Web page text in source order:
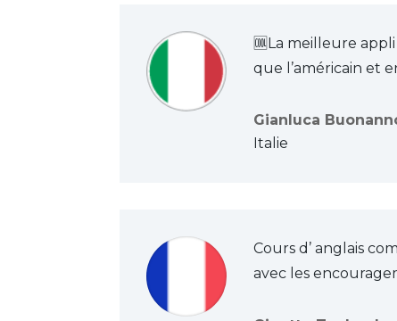
🆒La meilleure
que l’américain et
Gianluca
Italie
Cours d’ anglais
avec les